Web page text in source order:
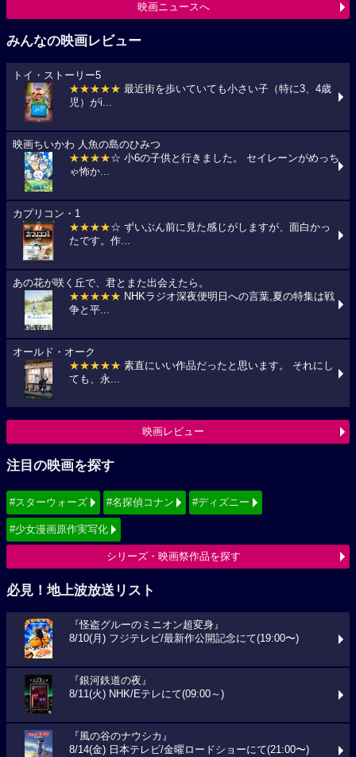
映画ニュースへ
みんなの映画レビュー
トイ・ストーリー5
★★★★★ 最近街を歩いていても小さい子（特に3、4歳
児）がi...
映画ちいかわ 人魚の島のひみつ
★★★★☆ 小6の子供と行きました。 セイレーンがめっち
ゃ怖か...
カプリコン・1
★★★★☆ ずいぶん前に見た感じがしますが、面白かっ
たです。作...
あの花が咲く丘で、君とまた出会えたら。
★★★★★ NHKラジオ深夜便明日への言葉,夏の特集は戦
争と平...
オールド・オーク
★★★★★ 素直にいい作品だったと思います。 それにし
ても、永...
映画レビュー
注目の映画を探す
#スターウォーズ #名探偵コナン #ディズニー
#少女漫画原作実写化
シリーズ・映画祭作品を探す
必見！地上波放送リスト
『怪盗グルーのミニオン超変身』
8/10(月) フジテレビ/最新作公開記念にて(19:00〜)
『銀河鉄道の夜』
8/11(火) NHK/Eテレにて(09:00～)
『風の谷のナウシカ』
8/14(金) 日本テレビ/金曜ロードショーにて(21:00〜)